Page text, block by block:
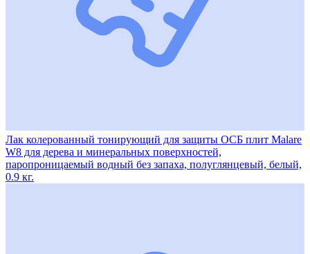
Лак колерованный тонирующий для защиты ОСБ плит Malare
W8 для дерева и минеральных поверхностей,
паропроницаемый водный без запаха, полуглянцевый, белый,
0.9 кг.